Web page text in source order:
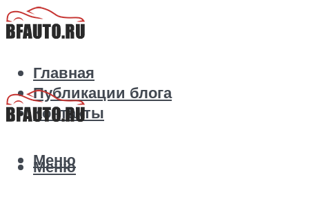
Главная
Публикации блога
Контакты
Меню
Меню